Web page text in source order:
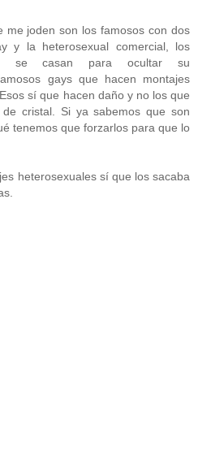
me joden son los famosos con dos
y la heterosexual comercial, los
se casan para ocultar su
gays que hacen montajes
sí que hacen daño y no los que
cristal. Si ya sabemos que son
tenemos que forzarlos para que lo
heterosexuales sí que los sacaba